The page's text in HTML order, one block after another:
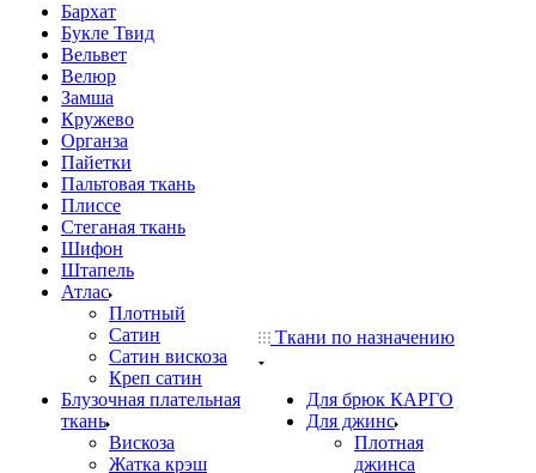
Бархат
Букле Твид
Вельвет
Велюр
Замша
Кружево
Органза
Пайетки
Пальтовая ткань
Плиссе
Стеганая ткань
Шифон
Штапель
Атлас
Плотный
Сатин
Сатин вискоза
Креп сатин
Блузочная плательная
ткань
Вискоза
Жатка крэш
Ткани по назначению
Для брюк КАРГО
Для джинс
Плотная
джинса